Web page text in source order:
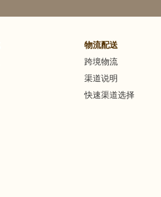
物流配送
跨境物流
渠道说明
快速渠道选择